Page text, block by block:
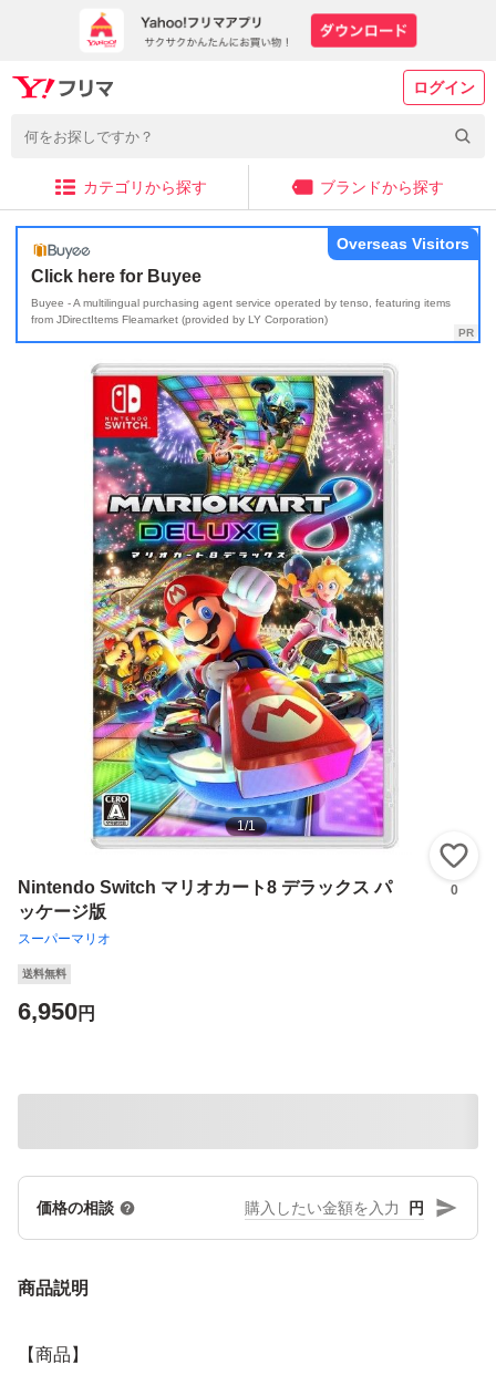
ログイン
カテゴリから探す ブランドから探す
Click here for Buyee
Buyee - A multilingual purchasing agent service operated by tenso, featuring items
from JDirectItems Fleamarket (provided by LY Corporation)
Overseas Visitors
1/1
Nintendo Switch マリオカート8 デラックス パ
ッケージ版
スーパーマリオ
0
送料無料
6,950円
価格の相談 円
商品説明
【商品】